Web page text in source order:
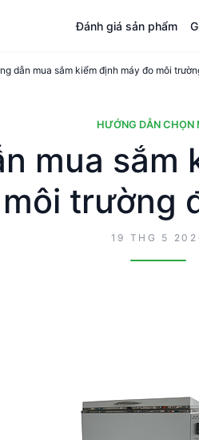
Đánh giá sản phẩm
HƯỚNG DẪN CHỌN
mua sắm
môi trường
19 THG 5